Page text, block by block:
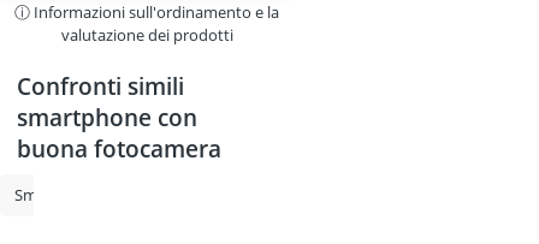
ⓘ Informazioni sull'ordinamento e la
valutazione dei prodotti
Confronti simili
smartphone con
buona fotocamera
Smartphone economico